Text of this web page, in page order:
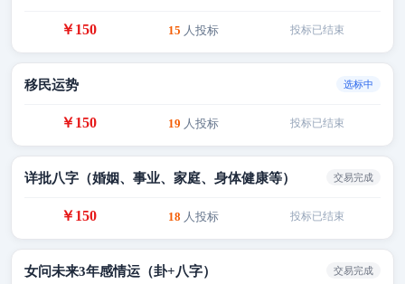
￥150 15 人投标 投标已结束
移民运势 选标中
￥150 19 人投标 投标已结束
详批八字（婚姻、事业、家庭、身体健康等） 交易完成
￥150 18 人投标 投标已结束
女问未来3年感情运（卦+八字） 交易完成